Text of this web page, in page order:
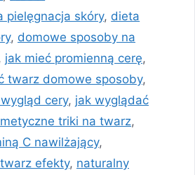
pielęgnacja skóry, dieta
, domowe sposoby na
jak mieć promienną cerę,
twarz domowe sposoby,
cery, jak wyglądać
triki na twarz,
C nawilżający,
efekty, naturalny